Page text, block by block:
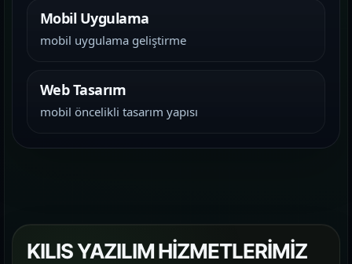
Mobil Uygulama
mobil uygulama geliştirme
Web Tasarım
mobil öncelikli tasarım yapısı
KILIS YAZILIM HİZMETLERİMİZ